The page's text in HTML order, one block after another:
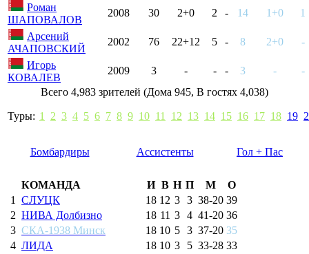
Роман
ШАПОВАЛОВ
2008 30 2+0 2 - 14 1+0
1
Арсений
АЧАПОВСКИЙ
2002 76 22+12 5 - 8 2+0
-
Игорь
КОВАЛЕВ
2009 3 - - - 3 -
-
Всего 4,983 зрителей (Дома 945, В гостях 4,038)
Туры: 1 2 3 4 5 6 7 8 9 10 11 12 13 14 15 16 17 18 19
Бомбардиры Ассистенты Гол + Пас
КОМАНДА И В Н П М
О
1
СЛУЦК 18 12 3 3 38-20 39
2 НИВА Долбизно 18 11 3 4 41-20 36
3 СКА-1938 Минск 18 10 5 3 37-20 35
4 ЛИДА 18 10 3 5 33-28 33